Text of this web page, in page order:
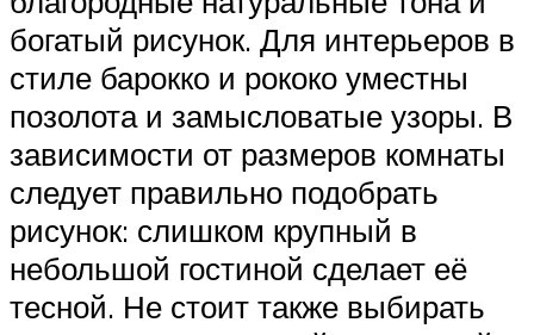
богатый рисунок. Для интерьеров в
стиле барокко и рококо уместны
позолота и замысловатые узоры. В
зависимости от размеров комнаты
следует правильно подобрать
рисунок: слишком крупный в
небольшой гостиной сделает её
тесной. Не стоит также выбирать